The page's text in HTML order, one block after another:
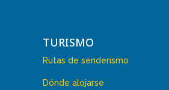
TURISMO
Rutas de senderismo
Dónde alojarse